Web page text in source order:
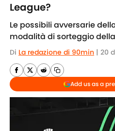
League?
Le possibili avversarie
modalità di sorteggio
Di La redazione di 90min | 20
Add us as a